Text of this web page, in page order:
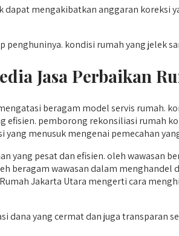
mengakibatkan anggaran koreksi
kondisi rumah yang jelek
Jasa Perbaikan
beragam model servis rumah.
pemborong rekonsiliasi rumah
menusuk mengenai pemecahan
yang pesat dan efisien. oleh wawasan
beragam wawasan dalam
Jakarta Utara mengerti cara
dana yang cermat dan juga transparan